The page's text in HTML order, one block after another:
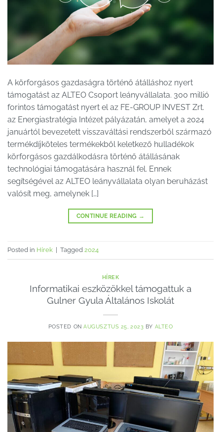
A körforgásos gazdaságra történő átálláshoz nyert
támogatást az ALTEO Csoport leányvállalata. 300 millió
forintos támogatást nyert el az FE-GROUP INVEST Zrt.
az Energiastratégia Intézet pályázatán, amelyet a 2024
januártól bevezetett visszaváltási rendszerből származó
termékdíjköteles termékekből keletkező hulladékok
körforgásos gazdálkodásra történő átállásának
technológiai támogatására használ fel. Ennek
segítségével az ALTEO leányvállalata olyan beruházást
valósít meg, amelynek […]
CONTINUE READING →
Posted in Hírek Tagged 2024
HÍREK
Informatikai eszközökkel támogattuk a
Gulner Gyula Általános Iskolát
POSTED ONAUGUSZTUS 25, 2023 BY ALTEO